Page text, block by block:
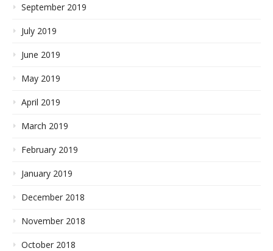
September 2019
July 2019
June 2019
May 2019
April 2019
March 2019
February 2019
January 2019
December 2018
November 2018
October 2018